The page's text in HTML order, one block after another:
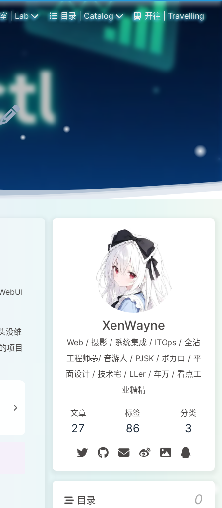
| Lab 目录 | Catalog 开往 | Travelling
没维
项目
XenWayne
Web / 摄影 / 系统集成 / ITOps / 全沾
工程师🤣/ 音游人 / PJSK / ボカロ / 平
面设计 / 技术宅 / LLer / 车万 / 看点工
业糖精
文章
27
标签
86
分类
3
目录 0